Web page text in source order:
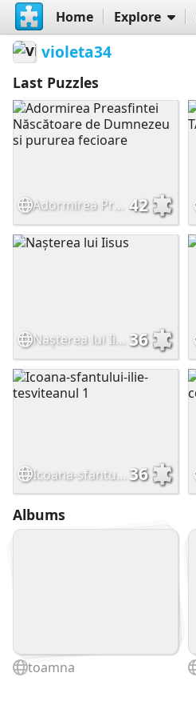
Home Explore
violeta34
Last Puzzles
42
Nașterea lui Iisus 36
Icoana-sfantului-ilie-tesviteanul 1 36
Albums
toamna